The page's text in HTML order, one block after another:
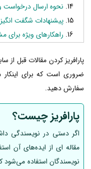
نحوه ارسال درخواست
پیشنهادات شگفت انگیز
راهکارهای ویژه
پارافریز کردن مقالات قبل از
ضروری است که برای اینکار
سفارش دهید.
پارافریز چیست؟
اگر دستی در نویسندگی
مقاله ای از ایده‌های آن
نویسندگان استفاده